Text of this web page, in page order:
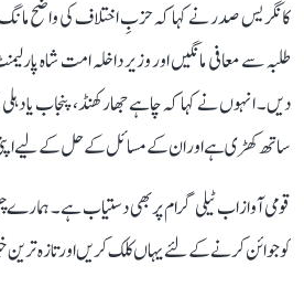
کانگریس صدر نے کہا کہ حزبِ اختلاف کی واضح
طلبہ سے معافی مانگیں اور وزیر داخلہ امت شاہ
دیں۔ انہوں نے کہا کہ چاہے جھارکھنڈ، پنجاب یا
ساتھ کھڑی ہے اور ان کے مسائل کے حل کے لیے
قومی آواز اب ٹیلی گرام پر بھی دستیاب ہے۔
کو جوائن کرنے کے لئے یہاں کلک کریں اور تازہ